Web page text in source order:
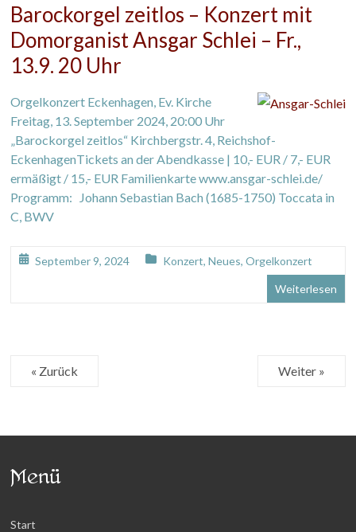
Barockorgel zeitlos – Konzert mit
Domorganist Ansgar Schlei – Fr.,
13.9. 20 Uhr
Orgelkonzert Eckenhagen, Ev. Kirche
Freitag, 13. September 2024, 20:00 Uhr
„Barockorgel zeitlos“ Kirchbergstr. 4, Reichshof-
EckenhagenTickets an der Abendkasse | 10,- EUR / 7,- EUR
ermäßigt / 15,- EUR Familienkarte www.ansgar-schlei.de/
Programm: Johann Sebastian Bach (1685-1750) Toccata in
C, BWV
September 9, 2024 Konzert,Neues,Orgelkonzert
Weiterlesen
« Zurück Weiter »
Menü
Start